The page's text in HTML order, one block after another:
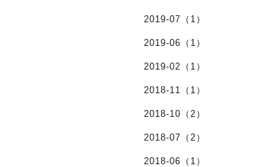
2019-07（1）
2019-06（1）
2019-02（1）
2018-11（1）
2018-10（2）
2018-07（2）
2018-06（1）